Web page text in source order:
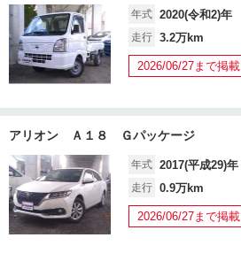
年式 2020(令和2)年
走行 3.2万km
2026/06/27まで掲載
アリオン Ａ１８ Ｇパッケージ
年式 2017(平成29)年
走行 0.9万km
2026/06/27まで掲載